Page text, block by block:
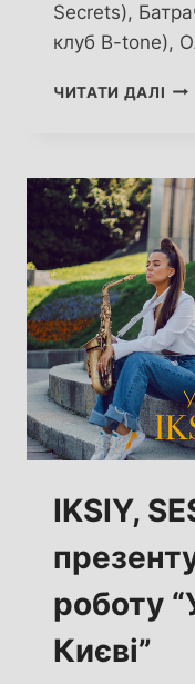
Secrets),
клуб B-tone),
ЧИТАТИ ДАЛІ
IKSIY,
роботу
Києві”